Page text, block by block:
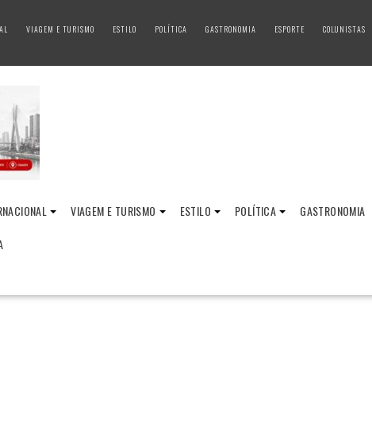
VIAGEM E TURISMO ESTILO POLÍTICA GASTRONOMIA ESPORTE COLUNISTAS
VIAGEM E TURISMO ESTILO POLÍTICA GASTRONOMIA